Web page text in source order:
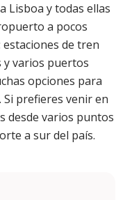
Lisboa y todas ellas
a pocos
de tren
y varios puertos
opciones para
prefieres venir en
desde varios puntos
a sur del país.